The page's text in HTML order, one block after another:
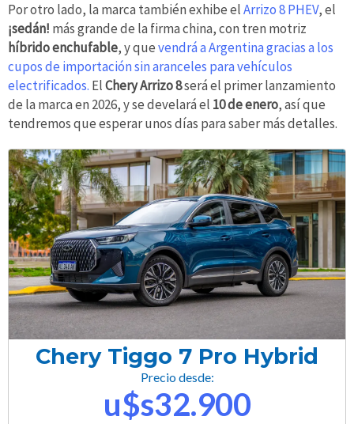
Por otro lado, la marca también exhibe elArrizo 8 PHEV, el
¡sedán! más grande de la firma china, con tren motriz
híbrido enchufable, y quevendrá a Argentina gracias a los
cupos de importación sin aranceles para vehículos
electrificados. ElChery Arrizo 8será el primer lanzamiento
de la marca en 2026, y se develará el 10 de enero, así que
tendremos que esperar unos días para saber más detalles.
Chery Tiggo 7 Pro Hybrid
Precio desde:
u$s32.900